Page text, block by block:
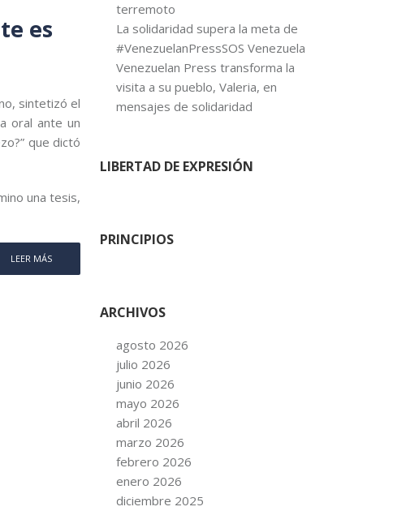
es
sintetizó el
oral ante un
que dictó
una tesis,
LEER MÁS
terremoto
La solidaridad supera la meta de
#VenezuelanPressSOS Venezuela
Venezuelan Press transforma la
visita a su pueblo, Valeria, en
mensajes de solidaridad
LIBERTAD DE EXPRESIÓN
PRINCIPIOS
ARCHIVOS
agosto 2026
julio 2026
junio 2026
mayo 2026
abril 2026
marzo 2026
febrero 2026
enero 2026
diciembre 2025